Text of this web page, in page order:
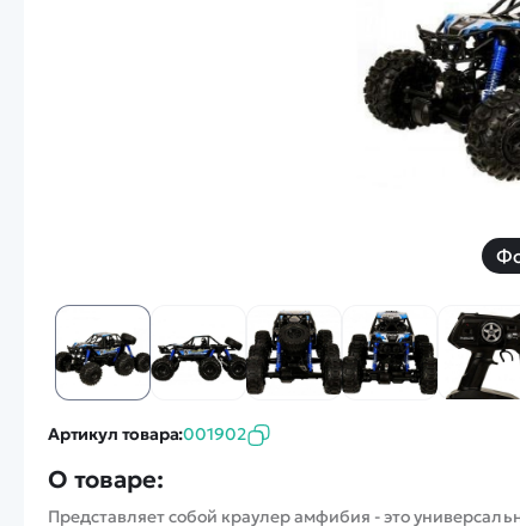
Дроны с 4k
Скоростной
Вертолетик для
Смотреть
Артикул товара:001902
О товаре:
Представляет собой краулер амфибия - это